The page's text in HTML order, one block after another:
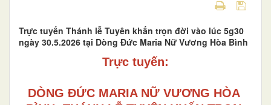
Trực tuyến Thánh lễ Tuyên khấn trọn đời vào lúc 5g30
ngày 30.5.2026 tại Dòng Đức Maria Nữ Vương Hòa Bình
Trực tuyến:
DÒNG ĐỨC MARIA NỮ VƯƠNG HÒA